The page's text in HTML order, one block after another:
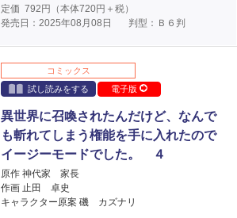
定価 792 円（本体720円＋税）
発売日：2025年08月08日
判型：Ｂ６判
コミックス
試し読みをする
電子版
異世界に召喚されたんだけど、なんで
も斬れてしまう権能を手に入れたので
イージーモードでした。 ４
原作 神代家 家長
作画 止田 卓史
キャラクター原案 磯 カズナリ